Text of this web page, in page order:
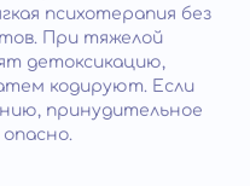
психотерапия без
При тяжелой
детоксикацию,
кодируют. Если
принудительное